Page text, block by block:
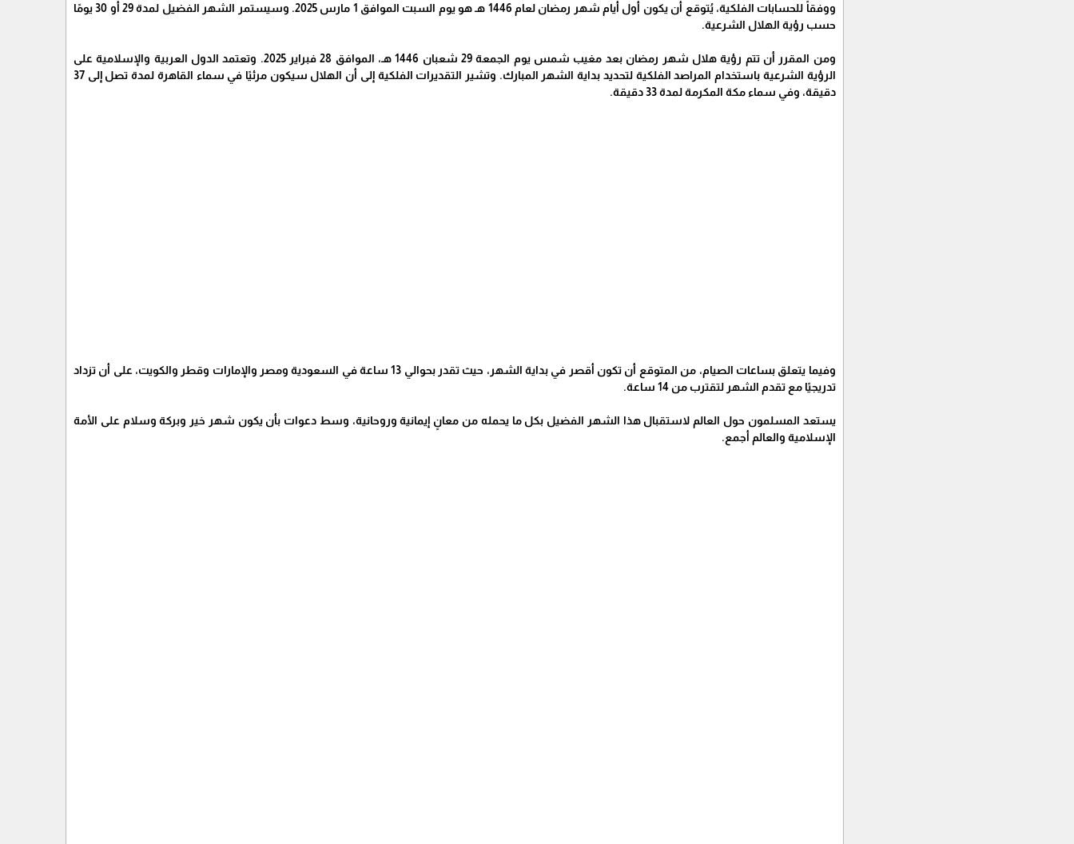
ووفقاً للحسابات الفلكية، يُتوقع أن يكون أول أيام شهر رمضان لعام 1446 هـ هو يوم السبت الموافق 1 مارس 2025. وسيستمر الشهر الفضيل لمدة 29 أو 30 يومًا
حسب رؤية الهلال الشرعية.
ومن المقرر أن تتم رؤية هلال شهر رمضان بعد مغيب شمس يوم الجمعة 29 شعبان 1446 هـ، الموافق 28 فبراير 2025. وتعتمد الدول العربية والإسلامية على
الرؤية الشرعية باستخدام المراصد الفلكية لتحديد بداية الشهر المبارك. وتشير التقديرات الفلكية إلى أن الهلال سيكون مرئيًا في سماء القاهرة لمدة تصل إلى 37
دقيقة، وفي سماء مكة المكرمة لمدة 33 دقيقة.
وفيما يتعلق بساعات الصيام، من المتوقع أن تكون أقصر في بداية الشهر، حيث تقدر بحوالي 13 ساعة في السعودية ومصر والإمارات وقطر والكويت، على أن تزداد
تدريجيًا مع تقدم الشهر لتقترب من 14 ساعة.
يستعد المسلمون حول العالم لاستقبال هذا الشهر الفضيل بكل ما يحمله من معانٍ إيمانية وروحانية، وسط دعوات بأن يكون شهر خير وبركة وسلام على الأمة
الإسلامية والعالم أجمع.